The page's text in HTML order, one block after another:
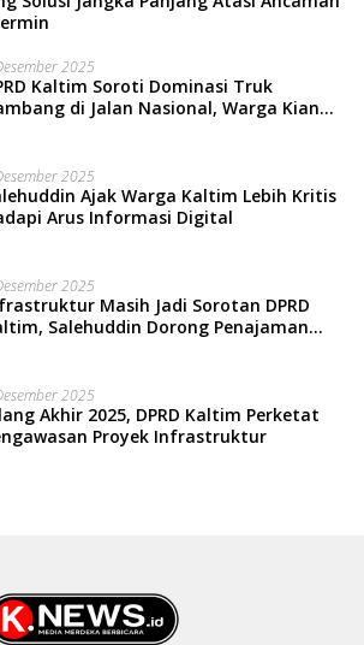
2025
Kaltim Soroti Dominasi Truk
di Jalan Nasional, Warga Kian
2025
Ajak Warga Kaltim Lebih Kritis
Arus Informasi Digital
2025
Masih Jadi Sorotan DPRD
Salehuddin Dorong Penajaman
2025
Akhir 2025, DPRD Kaltim Perketat
Proyek Infrastruktur